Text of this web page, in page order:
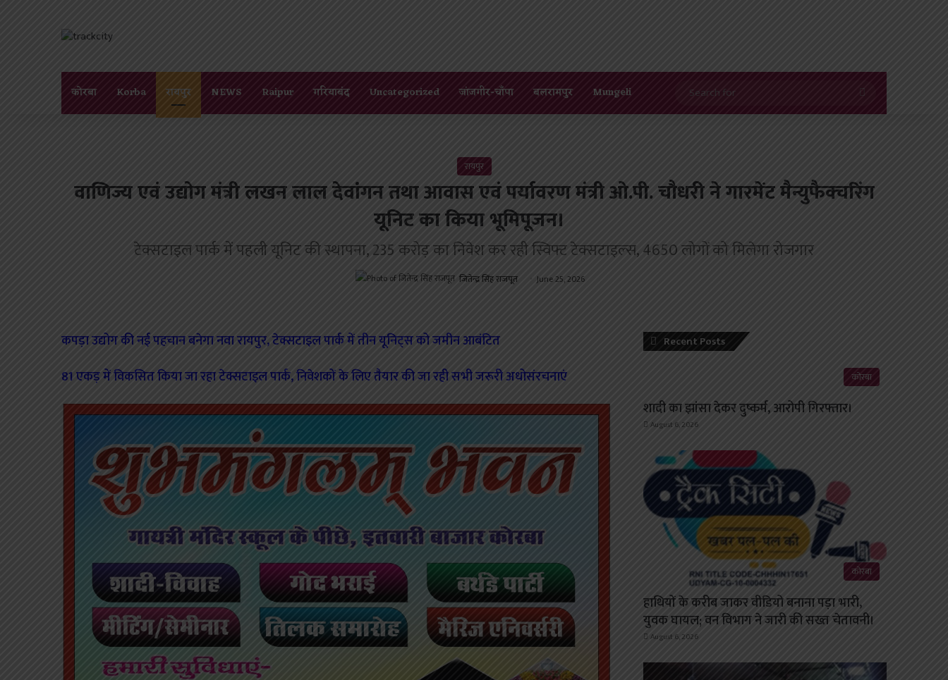
कोरबा Korba रायपुर NEWS Raipur गरियाबंद Uncategorized जांजगीर-चाँपा बलरामपुर Mungeli
Search
for
रायपुर
वाणिज्य एवं उद्योग मंत्री लखन लाल देवांगन तथा आवास एवं पर्यावरण मंत्री ओ.पी. चौधरी ने गारमेंट मैन्युफैक्चरिंग
यूनिट का किया भूमिपूजन।
टेक्सटाइल पार्क में पहली यूनिट की स्थापना, 235 करोड़ का निवेश कर रही स्विफ्ट टेक्सटाइल्स, 4650 लोगों को मिलेगा रोजगार
जितेन्द्र सिंह राजपूत June 25, 2026
कपड़ा उद्योग की नई पहचान बनेगा नवा रायपुर, टेक्सटाइल पार्क में तीन यूनिट्स को जमीन आबंटित
81 एकड़ में विकसित किया जा रहा टेक्सटाइल पार्क, निवेशकों के लिए तैयार की जा रही सभी जरूरी अधोसंरचनाएं
Recent Posts
कोरबा
शादी का झांसा देकर दुष्कर्म, आरोपी गिरफ्तार।
August 6, 2026
कोरबा
हाथियों के करीब जाकर वीडियो बनाना पड़ा भारी,
युवक घायल; वन विभाग ने जारी की सख्त चेतावनी।
August 6, 2026